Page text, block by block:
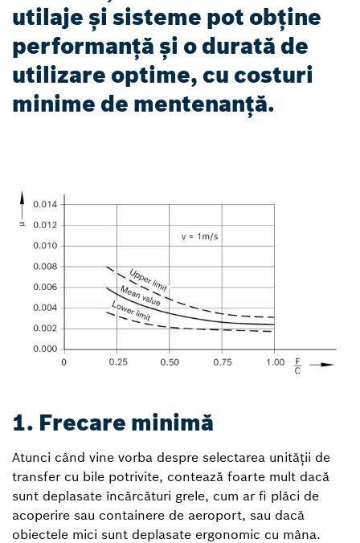
utilaje și sisteme pot obține
performanță și o durată de
utilizare optime, cu costuri
minime de mentenanță.
1. Frecare minimă
Atunci când vine vorba despre selectarea unității de
transfer cu bile potrivite, contează foarte mult dacă
sunt deplasate încărcături grele, cum ar fi plăci de
acoperire sau containere de aeroport, sau dacă
obiectele mici sunt deplasate ergonomic cu mâna.